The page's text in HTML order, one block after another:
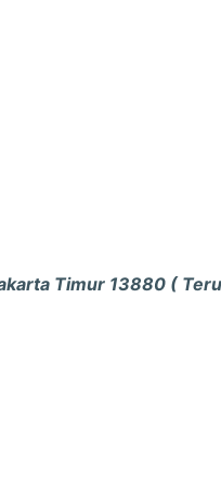
Timur 13880 (